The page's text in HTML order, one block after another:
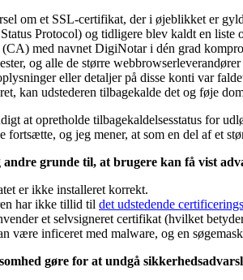
om et SSL-certifikat, der i øjeblikket er
Protocol) og tidligere blev kaldt en liste
(CA) med navnet DigiNotar i dén grad
og alle de større
eller detaljer på disse konti var
kan udstederen tilbagekalde det og føje
at opretholde tilbagekaldelsesstatus for
fortsætte, og jeg mener, at som en del af et
andre grunde til, at brugere kan få vist
er ikke installeret korrekt.
har ikke tillid til det udstedende
et selvsigneret certifikat (hvilket
være inficeret med malware, og en
gøre for at undgå